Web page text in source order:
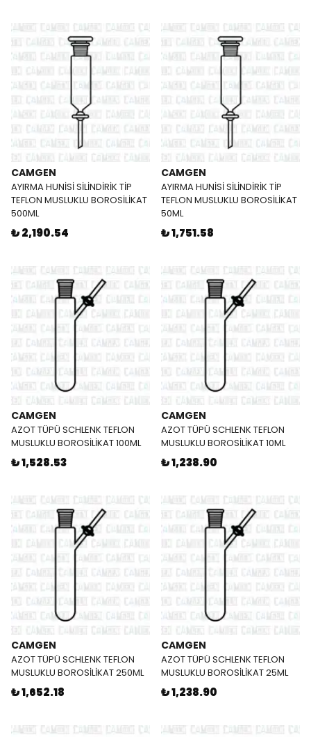
CAMGEN
AYIRMA HUNİSİ SİLİNDİRİK TİP
TEFLON MUSLUKLU BOROSİLİKAT
500ML
₺ 2,190.54
CAMGEN
AYIRMA HUNİSİ SİLİNDİRİK TİP
TEFLON MUSLUKLU BOROSİLİKAT
50ML
₺ 1,751.58
CAMGEN
AZOT TÜPÜ SCHLENK TEFLON
MUSLUKLU BOROSİLİKAT 100ML
₺ 1,528.53
CAMGEN
AZOT TÜPÜ SCHLENK TEFLON
MUSLUKLU BOROSİLİKAT 10ML
₺ 1,238.90
CAMGEN
AZOT TÜPÜ SCHLENK TEFLON
MUSLUKLU BOROSİLİKAT 250ML
₺ 1,652.18
CAMGEN
AZOT TÜPÜ SCHLENK TEFLON
MUSLUKLU BOROSİLİKAT 25ML
₺ 1,238.90